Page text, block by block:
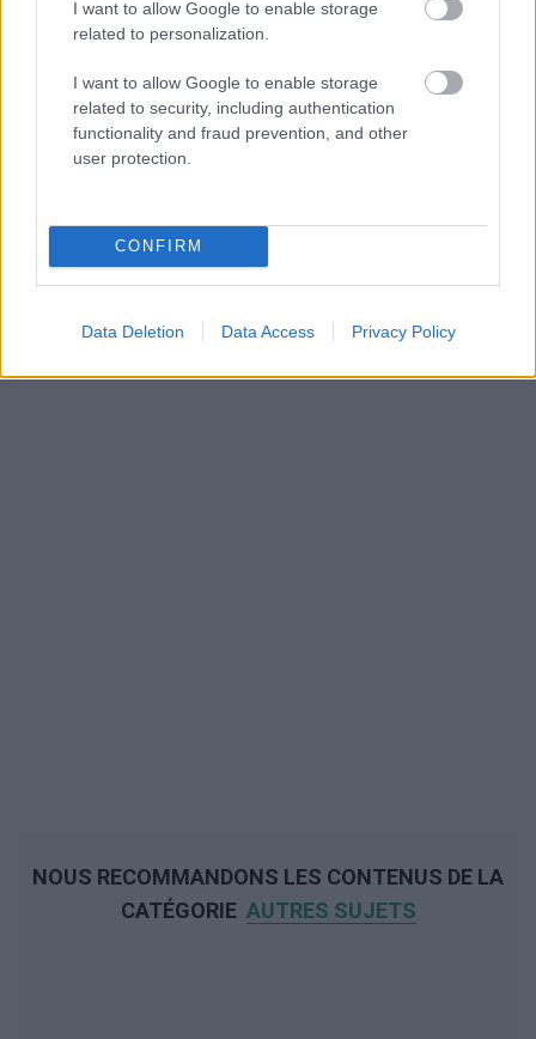
I want to allow Google to enable storage
related to personalization.
I want to allow Google to enable storage
related to security, including authentication
functionality and fraud prevention, and other
user protection.
CONFIRM
Data Deletion Data Access Privacy Policy
NOUS RECOMMANDONS LES CONTENUS DE LA
CATÉGORIE AUTRES SUJETS